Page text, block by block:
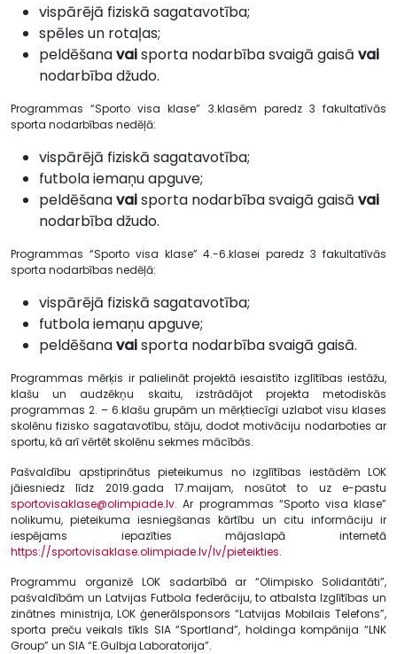
vispārējā fiziskā sagatavotība;
spēles un rotaļas;
peldēšanavaisporta nodarbība svaigā gaisā vai
nodarbība džudo.
Programmas “Sporto visa klase” 3.klasēm paredz 3 fakultatīvās
sporta nodarbības nedēļā:
vispārējā fiziskā sagatavotība;
futbola iemaņu apguve;
peldēšanavaisporta nodarbība svaigā gaisā vai
nodarbība džudo.
Programmas “Sporto visa klase” 4.-6.klasei paredz 3 fakultatīvās
sporta nodarbības nedēļā:
vispārējā fiziskā sagatavotība;
futbola iemaņu apguve;
peldēšanavaisporta nodarbība svaigā gaisā.
Programmas mērķis ir palielināt projektā iesaistīto izglītības iestāžu,
klašu un audzēkņu skaitu, izstrādājot projekta metodiskās
programmas 2. – 6.klašu grupām un mērķtiecīgi uzlabot visu klases
skolēnu fizisko sagatavotību, stāju, dodot motivāciju nodarboties ar
sportu, kā arī vērtēt skolēnu sekmes mācībās.
Pašvaldību apstiprinātus pieteikumus no izglītības iestādēm LOK
jāiesniedz līdz 2019.gada 17.maijam, nosūtot to uz e-pastu
sportovisaklase@olimpiade.lv. Ar programmas “Sporto visa klase”
nolikumu, pieteikuma iesniegšanas kārtību un citu informāciju ir
iespējams iepazīties mājaslapā internetā
https://sportovisaklase.olimpiade.lv/lv/pieteikties.
Programmu organizē LOK sadarbībā ar “Olimpisko Solidaritāti”,
pašvaldībām un Latvijas Futbola federāciju, to atbalsta Izglītības un
zinātnes ministrija, LOK ģenerālsponsors “Latvijas Mobilais Telefons”,
sporta preču veikals tīkls SIA “Sportland”, holdinga kompānija “LNK
Group” un SIA “E.Gulbja Laboratorija”.